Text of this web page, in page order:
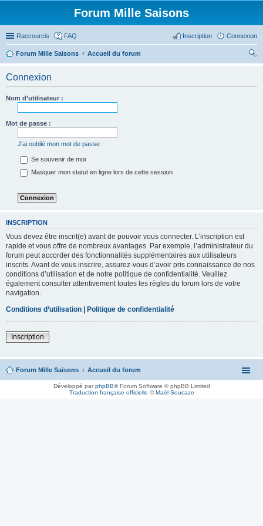
Forum Mille Saisons
Raccourcis FAQ Connexion
Inscription
Forum Mille Saisons
Accueil du forum
Connexion
Nom d’utilisateur :
Mot de passe :
J’ai oublié mon mot de passe
Se souvenir de moi
Masquer mon statut en ligne lors de cette session
INSCRIPTION
Vous devez être inscrit(e) avant de pouvoir vous connecter. L’inscription est
rapide et vous offre de nombreux avantages. Par exemple, l’administrateur du
forum peut accorder des fonctionnalités supplémentaires aux utilisateurs
inscrits. Avant de vous inscrire, assurez-vous d’avoir pris connaissance de nos
conditions d’utilisation et de notre politique de confidentialité. Veuillez
également consulter attentivement toutes les règles du forum lors de votre
navigation.
Conditions d’utilisation | Politique de confidentialité
Inscription
Forum Mille Saisons Accueil du forum
Développé parphpBB® Forum Software © phpBB Limited
Traduction française officielle ©Maël Soucaze